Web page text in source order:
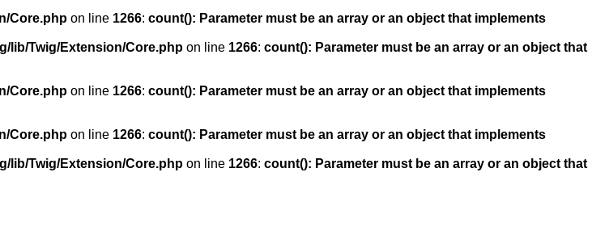
Core.php on line 1266: count(): Parameter must be an array or an object that implements
lib/Twig/Extension/Core.php on line 1266: count(): Parameter must be an array or an object that
Core.php on line 1266: count(): Parameter must be an array or an object that implements
Core.php on line 1266: count(): Parameter must be an array or an object that implements
lib/Twig/Extension/Core.php on line 1266: count(): Parameter must be an array or an object that